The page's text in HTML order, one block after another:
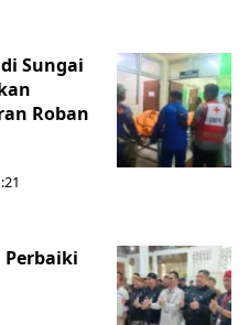
Sungai
Roban
Perbaiki